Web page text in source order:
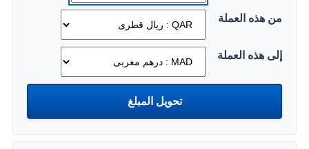
من هذه العملة
إلى هذه العملة